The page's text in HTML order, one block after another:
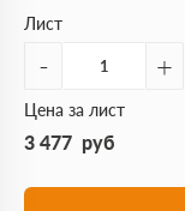
Лист
- +
Цена за лист
3 477 руб